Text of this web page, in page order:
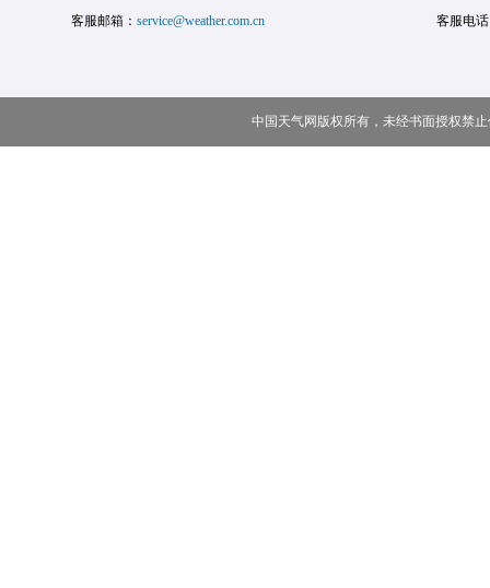
客服邮箱： service@weather.com.cn 客服电
中国天气网版权所有，未经书面授权